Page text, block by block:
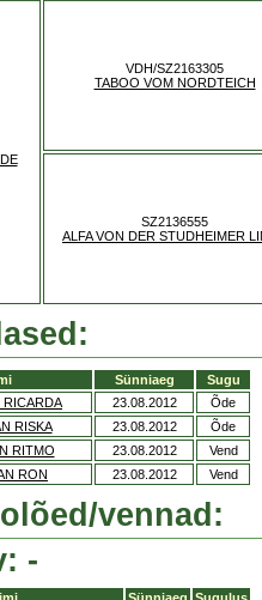
VDH/SZ2163305
TABOO VOM NORDTEICH
SZ2136555
ALFA VON DER STUDHEIMER
Sünniaeg
Sugu
RICARDA 23.08.2012
Õde
RISKA 23.08.2012
Õde
RITMO 23.08.2012
Vend
RON 23.08.2012 Vend
vennad:
-